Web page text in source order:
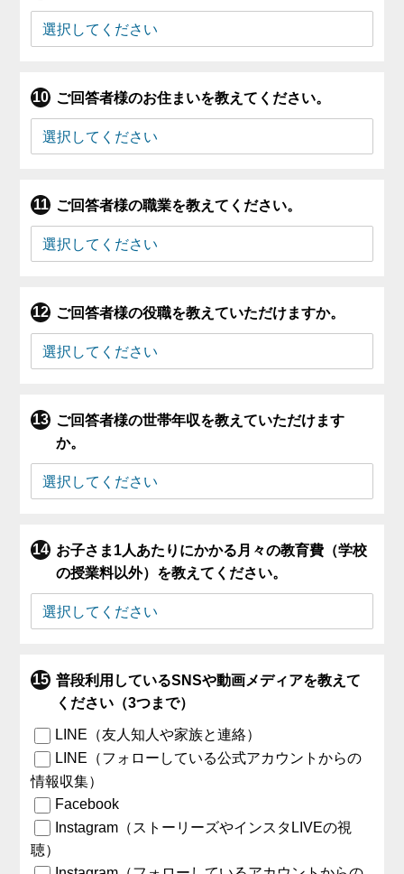
ご回答者様のお住まいを教えてください。
ご回答者様の職業を教えてください。
ご回答者様の役職を教えていただけますか。
ご回答者様の世帯年収を教えていただけます
か。
お子さま1人あたりにかかる月々の教育費（学校
の授業料以外）を教えてください。
普段利用しているSNSや動画メディアを教えて
ください（3つまで）
LINE（友人知人や家族と連絡）
LINE（フォローしている公式アカウントからの
情報収集）
Facebook
Instagram（ストーリーズやインスタLIVEの視
聴）